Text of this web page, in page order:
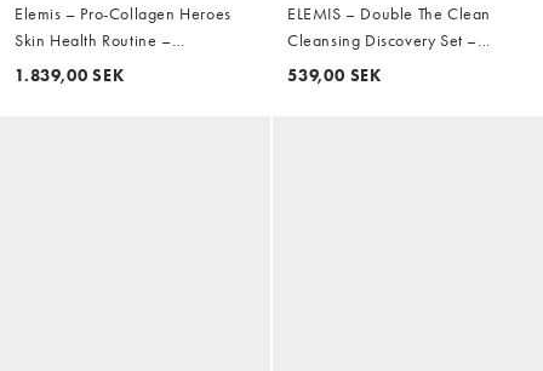
Elemis – Pro-Collagen Heroes
Skin Health Routine –
Hudvårdsset – Spara 25%
1.839,00 SEK
ELEMIS – Double The Clean
Cleansing Discovery Set –
Rengöringsset, spara 23%
539,00 SEK